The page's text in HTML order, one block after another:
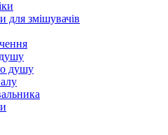
для змішувачів
душу